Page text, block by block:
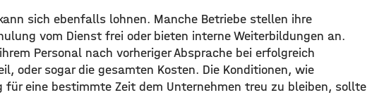
sich ebenfalls lohnen. Manche Betriebe stellen ihre
vom Dienst frei oder bieten interne Weiterbildungen an.
Personal nach vorheriger Absprache bei erfolgreich
oder sogar die gesamten Kosten. Die Konditionen, wie
für eine bestimmte Zeit dem Unternehmen treu zu bleiben, sollte